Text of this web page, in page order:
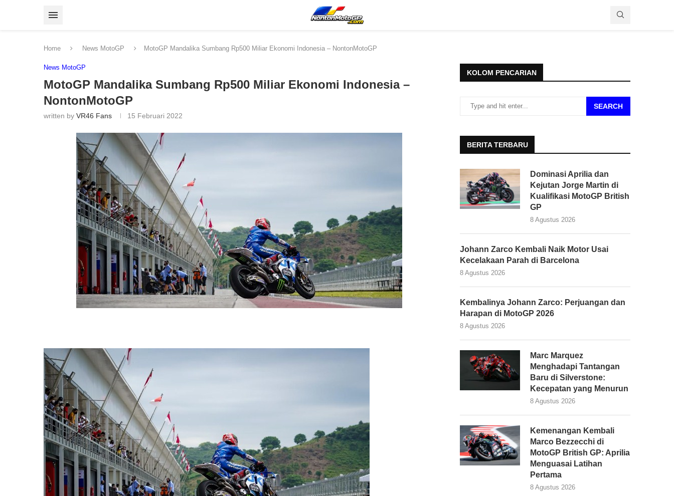
Home News MotoGP MotoGP Mandalika Sumbang Rp500 Miliar Ekonomi Indonesia – NontonMotoGP
News MotoGP
MotoGP Mandalika Sumbang Rp500 Miliar Ekonomi Indonesia –
NontonMotoGP
written by VR46 Fans 15 Februari 2022
KOLOM PENCARIAN
SEARCH
BERITA TERBARU
Dominasi Aprilia dan
Kejutan Jorge Martin di
Kualifikasi MotoGP British
GP
8 Agustus 2026
Johann Zarco Kembali Naik Motor Usai
Kecelakaan Parah di Barcelona
8 Agustus 2026
Kembalinya Johann Zarco: Perjuangan dan
Harapan di MotoGP 2026
8 Agustus 2026
Marc Marquez
Menghadapi Tantangan
Baru di Silverstone:
Kecepatan yang Menurun
8 Agustus 2026
Kemenangan Kembali
Marco Bezzecchi di
MotoGP British GP: Aprilia
Menguasai Latihan
Pertama
8 Agustus 2026